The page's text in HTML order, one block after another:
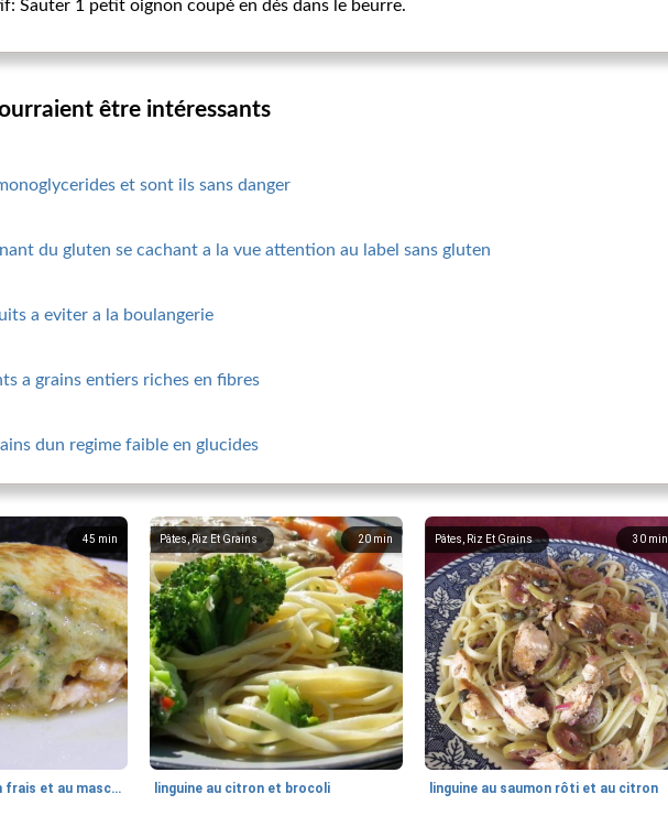
Sauter 1 petit oignon coupé en dés dans le beurre.
être intéressants
et sont ils sans danger
du gluten se cachant a la vue attention au label sans gluten
a eviter a la boulangerie
a grains entiers riches en fibres
dun regime faible en glucides
45 min
lasagne au saumon frais et au mascarpone
20 min
Pâtes, Riz Et Grains
linguine au citron et brocoli
30 min
Pâtes, Riz Et Grains
linguine au saumon rôti et au citron